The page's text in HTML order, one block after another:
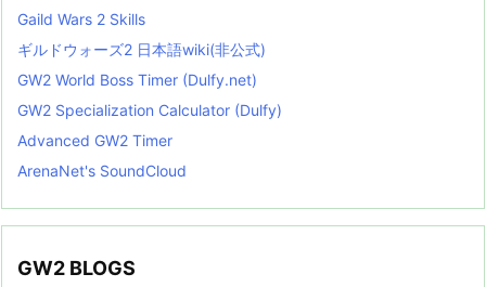
Gaild Wars 2 Skills
ギルドウォーズ2 日本語wiki(非公式)
GW2 World Boss Timer (Dulfy.net)
GW2 Specialization Calculator (Dulfy)
Advanced GW2 Timer
ArenaNet's SoundCloud
GW2 BLOGS